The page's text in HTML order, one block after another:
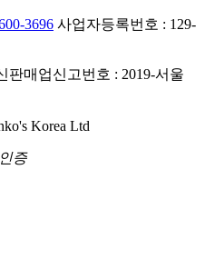
3696 사업자등록번호 : 129-
판매업신고번호 : 2019-서울
Korea Ltd
증